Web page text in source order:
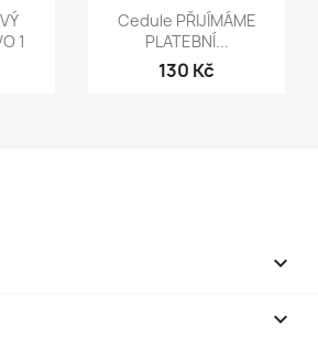
1
Rychlý náhled
Cedule PŘIJÍMÁME
PLATEBNÍ...
130 Kč

